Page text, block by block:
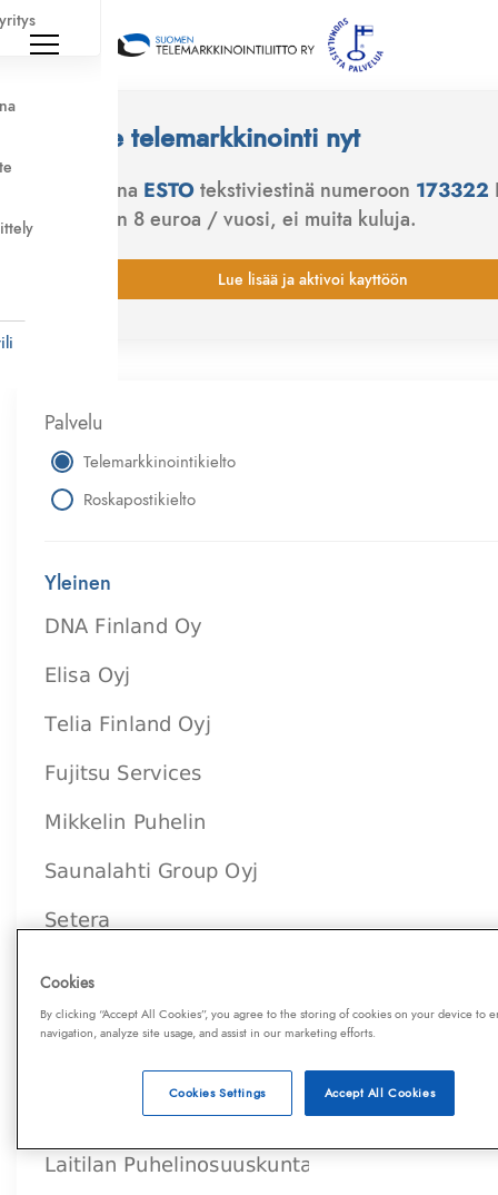
Ehkäise telemarkkinointi nyt
Lähetä sana ESTOtekstiviestinä numeroon 173322
ainoastaan 8 euroa / vuosi, ei muita kuluja.
Lue lisää ja aktivoi kayttöön
Palvelu
Telemarkkinointikielto
Roskapostikielto
Yleinen
Cookies
By clicking “Accept All Cookies”, you agree to the storing of cookies on your device to
navigation, analyze site usage, and assist in our marketing efforts.
Accept All Cookies
Cookies Settings